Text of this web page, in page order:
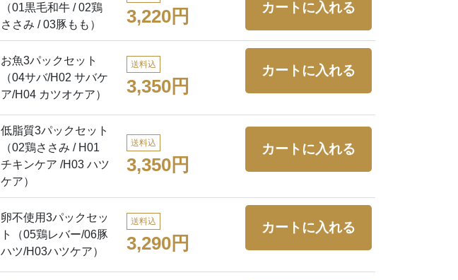
（01黒毛和牛 / 02鶏
ささみ / 03豚もも）
3,220円
お魚3パックセット
（04サバ/H02 サバケ
ア/H04 カツオケア）
送料込
3,350円
低脂質3パックセット
（02鶏ささみ / H01
チキンケア /H03 ハツ
ケア）
送料込
3,350円
卵不使用3パックセッ
ト（05鶏レバー/06豚
ハツ/H03ハツケア）
送料込
3,290円